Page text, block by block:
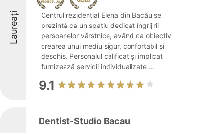
Laureați
Centrul rezidențial Elena din Bacău se
prezintă ca un spațiu dedicat îngrijirii
persoanelor vârstnice, având ca obiectiv
crearea unui mediu sigur, confortabil și
deschis. Personalul calificat și implicat
furnizează servicii individualizate ...
9.1
Dentist-Studio Bacau